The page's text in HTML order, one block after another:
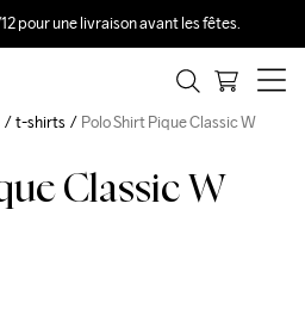
pour une livraison avant les fêtes.
Classic W
t-shirts Polo Shirt Pique Classic W